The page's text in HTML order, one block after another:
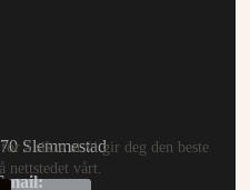
å sikre at vi gir deg den beste
nettstedet vårt.
Slemmestad